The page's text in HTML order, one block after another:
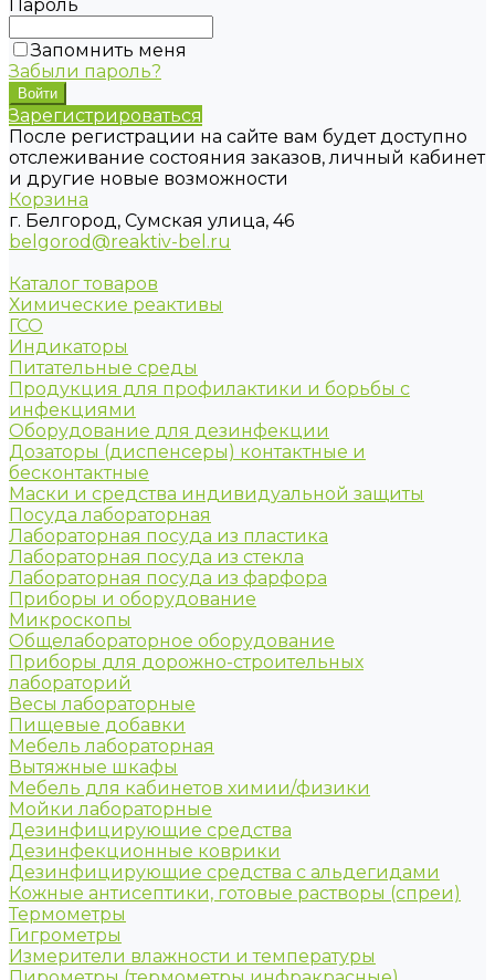
Пароль
Запомнить меня
Забыли пароль?
Зарегистрироваться
После регистрации на сайте вам будет доступно
отслеживание состояния заказов, личный кабинет
и другие новые возможности
Корзина
г. Белгород, Сумская улица, 46
belgorod@reaktiv-bel.ru
Каталог товаров
Химические реактивы
ГСО
Индикаторы
Питательные среды
Продукция для профилактики и борьбы с
инфекциями
Оборудование для дезинфекции
Дозаторы (диспенсеры) контактные и
бесконтактные
Маски и средства индивидуальной защиты
Посуда лабораторная
Лабораторная посуда из пластика
Лабораторная посуда из стекла
Лабораторная посуда из фарфора
Приборы и оборудование
Микроскопы
Общелабораторное оборудование
Приборы для дорожно-строительных
лабораторий
Весы лабораторные
Пищевые добавки
Мебель лабораторная
Вытяжные шкафы
Мебель для кабинетов химии/физики
Мойки лабораторные
Дезинфицирующие средства
Дезинфекционные коврики
Дезинфицирующие средства с альдегидами
Кожные антисептики, готовые растворы (спреи)
Термометры
Гигрометры
Измерители влажности и температуры